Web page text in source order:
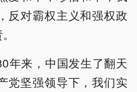
反对霸权主义和强权政
年来，中国发生了翻天
党坚强领导下，我们实